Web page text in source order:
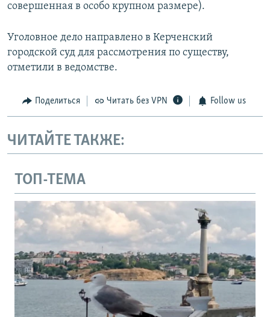
совершенная в особо крупном размере).
Уголовное дело направлено в Керченский
городской суд для рассмотрения по существу,
отметили в ведомстве.
Поделиться Читать без VPN Follow us
ЧИТАЙТЕ ТАКЖЕ:
ТОП-ТЕМА